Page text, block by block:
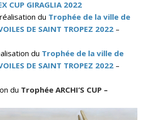
CUP GIRAGLIA 2022
du Trophée de la ville de
DE SAINT TROPEZ 2022 –
du Trophée de la ville de
DE SAINT TROPEZ 2022 –
du Trophée ARCHI’S CUP –